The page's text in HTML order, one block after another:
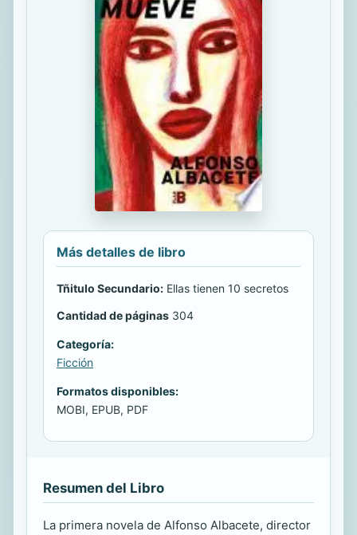
Más detalles de libro
Tñitulo Secundario: Ellas tienen 10 secretos
Cantidad de páginas 304
Categoría:
Ficción
Formatos disponibles:
MOBI, EPUB, PDF
Resumen del Libro
La primera novela de Alfonso Albacete, director